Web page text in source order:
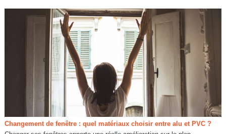
Changement de fenêtre : quel matériaux choisir entre alu et PVC ?